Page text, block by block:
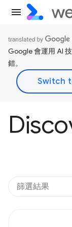
Google 會運用 AI
錯。